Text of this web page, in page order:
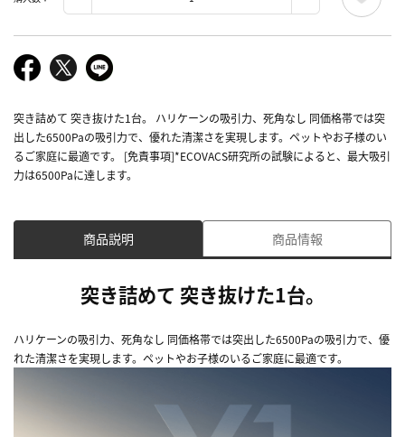
突き詰めて 突き抜けた1台。 ハリケーンの吸引力、死角なし 同価格帯では突
出した6500Paの吸引力で、優れた清潔さを実現します。ペットやお子様のい
るご家庭に最適です。 [免責事項]*ECOVACS研究所の試験によると、最大吸引
力は6500Paに達します。
商品説明 商品情報
突き詰めて 突き抜けた1台。
ハリケーンの吸引力、死角なし 同価格帯では突出した6500Paの吸引力で、優
れた清潔さを実現します。ペットやお子様のいるご家庭に最適です。